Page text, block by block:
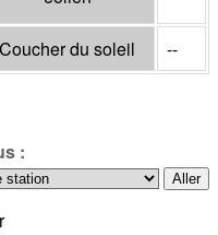
Coucher du soleil --
: